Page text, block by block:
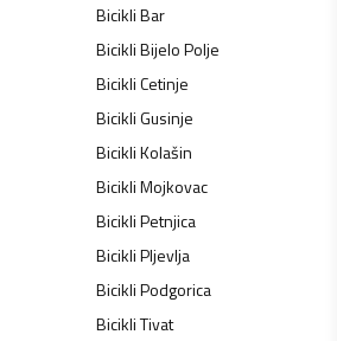
BicikliBar
BicikliBijelo Polje
BicikliCetinje
BicikliGusinje
BicikliKolašin
BicikliMojkovac
BicikliPetnjica
BicikliPljevlja
BicikliPodgorica
BicikliTivat